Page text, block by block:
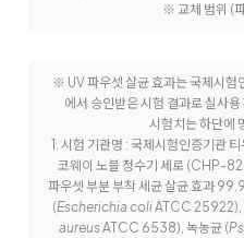
※ 교체 범위 (
※ UV 파우셋 살균 효과는 국제시험
에서 승인받은 시험 결과로 실사
시험치는 하단에
1. 시험 기관명 : 국제시험인증기관
코웨이 노블 정수기 세로 (CHP-
파우셋 부분 부착 세균 살균 효과
(Escherichia coliATCC 25922),
aureusATCC 6538), 녹농균 (